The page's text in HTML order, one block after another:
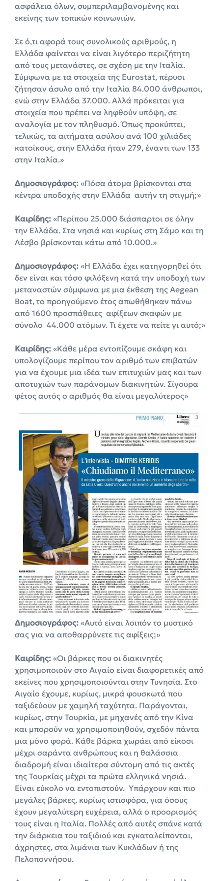
ασφάλεια όλων, συμπεριλαμβανομένης και
εκείνης των τοπικών κοινωνιών.
Σε ό,τι αφορά τους συνολικούς αριθμούς, η
Ελλάδα φαίνεται να είναι λιγότερο περιζήτητη
από τους μετανάστες, σε σχέση με την Ιταλία.
Σύμφωνα με τα στοιχεία της Eurostat, πέρυσι
ζήτησαν άσυλο από την Ιταλία 84.000 άνθρωποι,
ενώ στην Ελλάδα 37.000. Αλλά πρόκειται για
στοιχεία που πρέπει να ληφθούν υπόψη, σε
αναλογία με τον πληθυσμό. Όπως προκύπτει,
τελικώς, τα αιτήματα ασύλου ανά 100 χιλιάδες
κατοίκους, στην Ελλάδα ήταν 279, έναντι των 133
στην Ιταλία.»
Δημοσιογράφος: «Πόσα άτομα βρίσκονται στα
κέντρα υποδοχής στην Ελλάδα αυτήν τη στιγμή;»
Καιρίδης: «Περίπου 25.000 διάσπαρτοι σε όλην
την Ελλάδα. Στα νησιά και κυρίως στη Σάμο και τη
Λέσβο βρίσκονται κάτω από 10.000.»
Δημοσιογράφος: «Η Ελλάδα έχει κατηγορηθεί ότι
δεν είναι και τόσο φιλόξενη κατά την υποδοχή των
μεταναστών σύμφωνα με μια έκθεση της Aegean
Boat, το προηγούμενο έτος απωθήθηκαν πάνω
από 1600 προσπάθειες αφίξεων σκαφών με
σύνολο 44.000 ατόμων. Τι έχετε να πείτε γι αυτό;»
Καιρίδης: «Κάθε μέρα εντοπίζουμε σκάφη και
υπολογίζουμε περίπου τον αριθμό των επιβατών
για να έχουμε μια ιδέα των επιτυχιών μας και των
αποτυχιών των παράνομων διακινητών. Σίγουρα
φέτος αυτός ο αριθμός θα είναι μεγαλύτερος»
Δημοσιογράφος: «Αυτό είναι λοιπόν το μυστικό
σας για να αποθαρρύνετε τις αφίξεις;»
Καιρίδης: «Οι βάρκες που οι διακινητές
χρησιμοποιούν στο Αιγαίο είναι διαφορετικές από
εκείνες που χρησιμοποιούνται στην Τυνησία. Στο
Αιγαίο έχουμε, κυρίως, μικρά φουσκωτά που
ταξιδεύουν με χαμηλή ταχύτητα. Παράγονται,
κυρίως, στην Τουρκία, με μηχανές από την Κίνα
και μπορούν να χρησιμοποιηθούν, σχεδόν πάντα
μια μόνο φορά. Κάθε βάρκα χωράει από είκοσι
μέχρι σαράντα ανθρώπους και η θαλάσσια
διαδρομή είναι ιδιαίτερα σύντομη από τις ακτές
της Τουρκίας μέχρι τα πρώτα ελληνικά νησιά.
Είναι εύκολο να εντοπιστούν. Υπάρχουν και πιο
μεγάλες βάρκες, κυρίως ιστιοφόρα, για όσους
έχουν μεγαλύτερη ευχέρεια, αλλά ο προορισμός
τους είναι η Ιταλία. Πολλές από αυτές σπάνε κατά
την διάρκεια του ταξιδιού και εγκαταλείπονται,
άχρηστες, στα λιμάνια των Κυκλάδων ή της
Πελοποννήσου.